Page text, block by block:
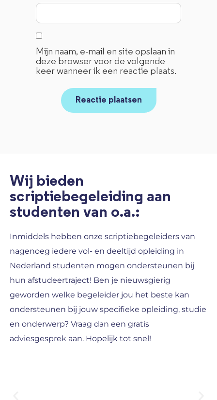
Mijn naam, e-mail en site opslaan in
deze browser voor de volgende
keer wanneer ik een reactie plaats.
Wij bieden
scriptiebegeleiding aan
studenten van o.a.:
Inmiddels hebben onze scriptiebegeleiders van
nagenoeg iedere vol- en deeltijd opleiding in
Nederland studenten mogen ondersteunen bij
hun afstudeertraject! Ben je nieuwsgierig
geworden welke begeleider jou het beste kan
ondersteunen bij jouw specifieke opleiding, studie
en onderwerp? Vraag dan een gratis
adviesgesprek aan. Hopelijk tot snel!